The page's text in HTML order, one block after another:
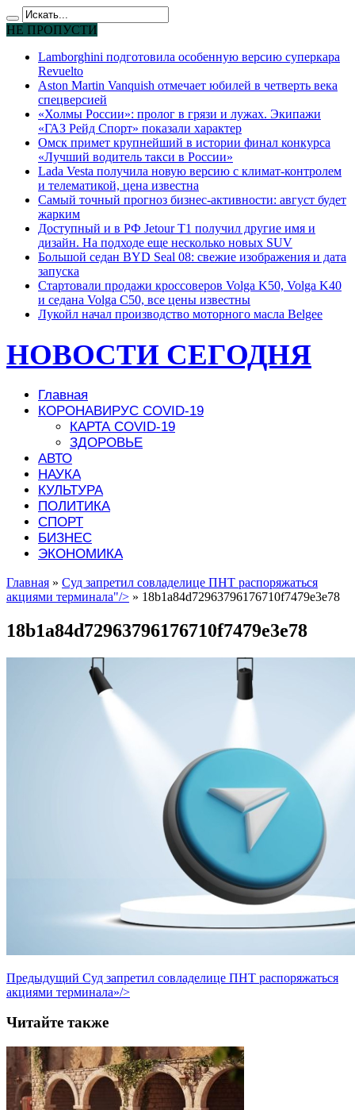
НЕ ПРОПУСТИ
Lamborghini подготовила особенную версию суперкара
Revuelto
Aston Martin Vanquish отмечает юбилей в четверть века
спецверсией
«Холмы России»: пролог в грязи и лужах. Экипажи
«ГАЗ Рейд Спорт» показали характер
Омск примет крупнейший в истории финал конкурса
«Лучший водитель такси в России»
Lada Vesta получила новую версию с климат-контролем
и телематикой, цена известна
Самый точный прогноз бизнес-активности: август будет
жарким
Доступный и в РФ Jetour T1 получил другие имя и
дизайн. На подходе еще несколько новых SUV
Большой седан BYD Seal 08: свежие изображения и дата
запуска
Стартовали продажи кроссоверов Volga K50, Volga K40
и седана Volga C50, все цены известны
Лукойл начал производство моторного масла Belgee
НОВОСТИ СЕГОДНЯ
Главная
КОРОНАВИРУС COVID-19
КАРТА COVID-19
ЗДОРОВЬЕ
АВТО
НАУКА
КУЛЬТУРА
ПОЛИТИКА
СПОРТ
БИЗНЕС
ЭКОНОМИКА
Главная » Суд запретил совладелице ПНТ распоряжаться
акциями терминала"/> » 18b1a84d72963796176710f7479e3e78
18b1a84d72963796176710f7479e3e78
Предыдущий Суд запретил совладелице ПНТ распоряжаться
акциями терминала»/>
Читайте также